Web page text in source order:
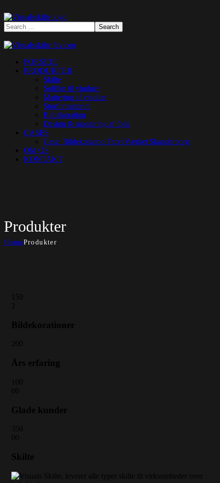
FORSIDE
PRODUKTER
Skilte
Solfilm til vinduer
Mattering af vinduer
Storformatprint
Bildekoration
Design & montering af folie
CASES
Case: Bildekoration FarveVærket Skanderborg
OM OS
KONTAKT
Produkter
HomeProdukter
150
Bildekorationer
200
Års erfaring
100
00
Glade kunder
350
00
Skilte